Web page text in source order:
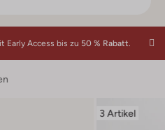
Early Access bis zu 50 % Rabatt.
3 Artikel